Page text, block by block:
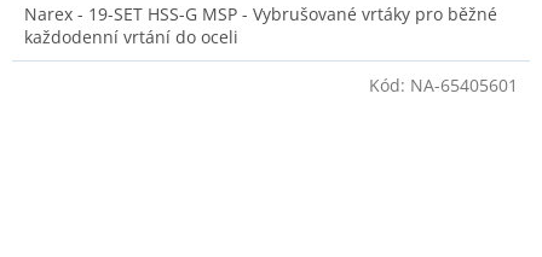
Narex - 19-SET HSS-G MSP - Vybrušované vrtáky pro běžné
každodenní vrtání do oceli
Kód: NA-65405601